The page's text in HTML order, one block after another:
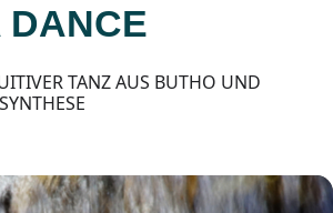
TANZ AUS BUTHO UND